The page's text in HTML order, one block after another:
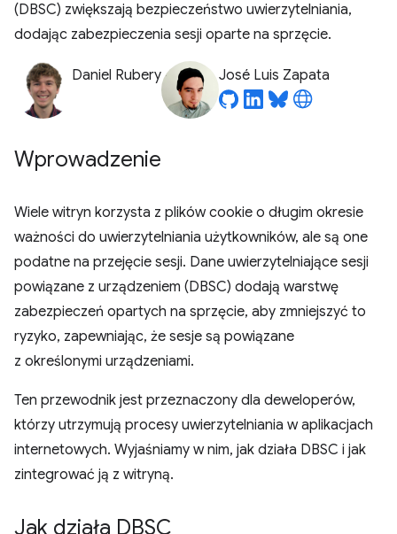
(DBSC) zwiększają bezpieczeństwo uwierzytelniania,
dodając zabezpieczenia sesji oparte na sprzęcie.
Daniel Rubery José Luis Zapata
Wprowadzenie
Wiele witryn korzysta z plików cookie o długim okresie
ważności do uwierzytelniania użytkowników, ale są one
podatne na przejęcie sesji. Dane uwierzytelniające sesji
powiązane z urządzeniem (DBSC) dodają warstwę
zabezpieczeń opartych na sprzęcie, aby zmniejszyć to
ryzyko, zapewniając, że sesje są powiązane
z określonymi urządzeniami.
Ten przewodnik jest przeznaczony dla deweloperów,
którzy utrzymują procesy uwierzytelniania w aplikacjach
internetowych. Wyjaśniamy w nim, jak działa DBSC i jak
zintegrować ją z witryną.
Jak działa DBSC